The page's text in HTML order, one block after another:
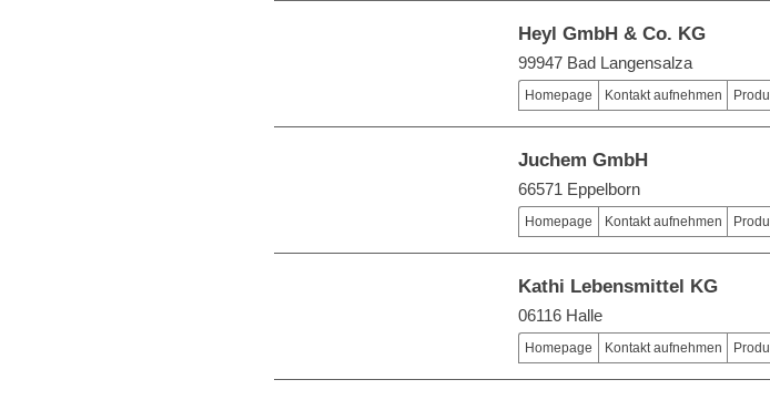
Heyl GmbH & Co. KG
99947 Bad Langensalza
Homepage Kontakt aufnehmen
Juchem GmbH
66571 Eppelborn
Homepage Kontakt aufnehmen
Kathi Lebensmittel KG
06116 Halle
Homepage Kontakt aufnehmen